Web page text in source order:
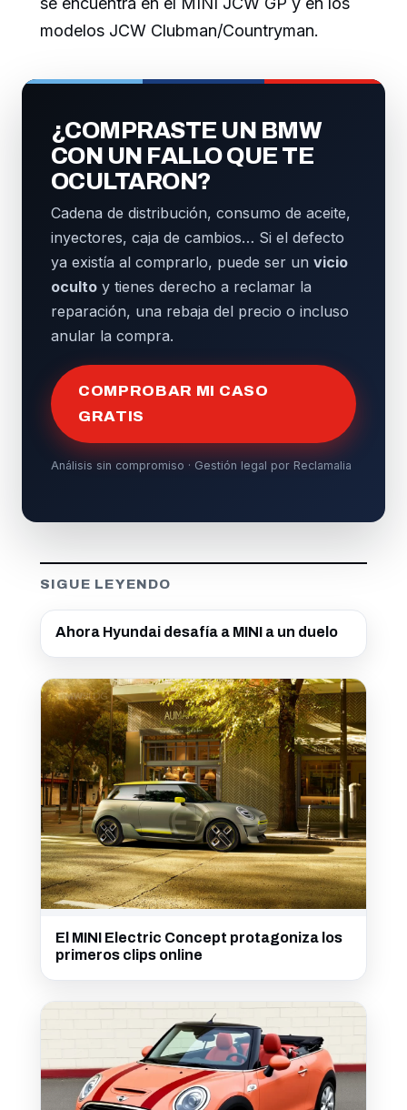
modelos JCW Clubman/Countryman.
¿COMPRASTE UN BMW
CON UN FALLO QUE TE
OCULTARON?
Cadena de distribución, consumo de aceite,
inyectores, caja de cambios… Si el defecto
ya existía al comprarlo, puede ser un vicio
oculto y tienes derecho a reclamar la
reparación, una rebaja del precio o incluso
anular la compra.
COMPROBAR MI CASO
GRATIS
Análisis sin compromiso · Gestión legal por Reclamalia
SIGUE LEYENDO
Ahora Hyundai desafía a MINI a un duelo
El MINI Electric Concept protagoniza los
primeros clips online